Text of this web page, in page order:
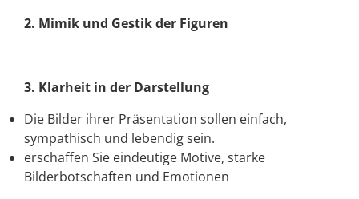
2. Mimik und Gestik der Figuren
3. Klarheit in der Darstellung
Die Bilder ihrer Präsentation sollen einfach,
sympathisch und lebendig sein.
erschaffen Sie eindeutige Motive, starke
Bilderbotschaften und Emotionen